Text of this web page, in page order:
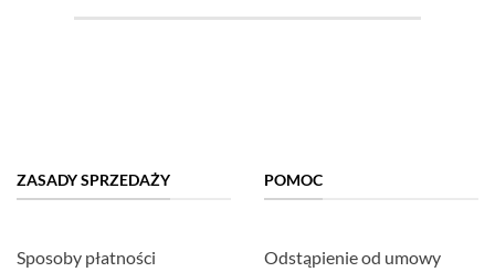
ZASADY SPRZEDAŻY
Sposoby płatności
POMOC
Odstąpienie od umowy